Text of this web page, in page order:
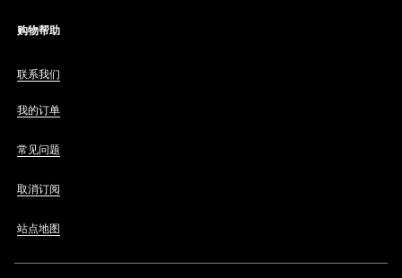
购物帮助
联系我们
我的订单
常见问题
取消订阅
站点地图